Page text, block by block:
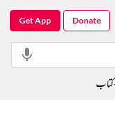
Get App Donate